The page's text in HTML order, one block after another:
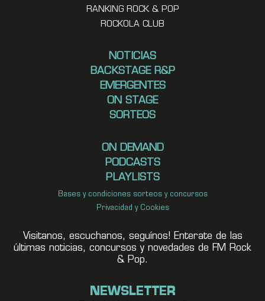
RANKING ROCK & POP
ROCKOLA CLUB
NOTICIAS
BACKSTAGE R&P
EMERGENTES
ON STAGE
SORTEOS
ON DEMAND
PODCASTS
PLAYLISTS
Bases y condiciones sorteos y concursos
Privacidad y Cookies
Visitanos, escuchanos, seguínos! Enterate de las
últimas noticias, concursos y novedades de FM Rock
& Pop.
NEWSLETTER